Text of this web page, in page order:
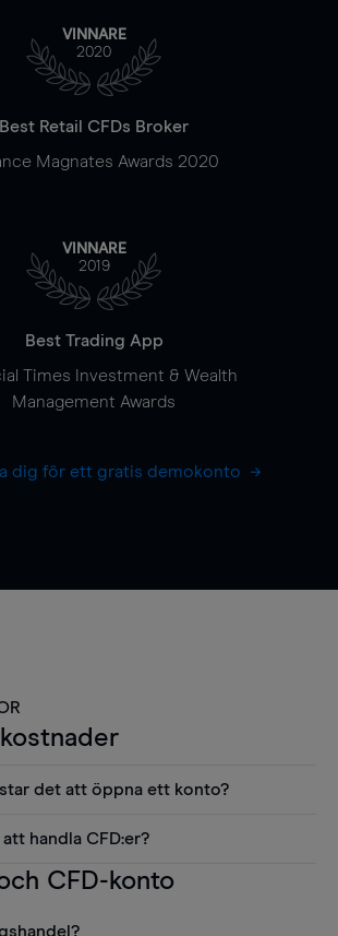
VINNARE
2020
Best Retail CFDs Broker
Magnates Awards 2020
VINNARE
2019
Best Trading App
Times Investment & Wealth
Management Awards
dig för ett gratis demokonto
det att öppna ett konto?
verktyg som diagram, Reuters
kostnad.
handla CFD:er?
att tänka på när man
(för positioner som hålls öppna
CFD-konto